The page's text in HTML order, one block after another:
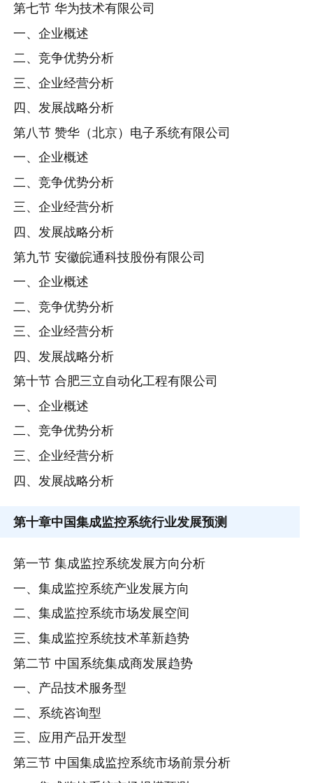
第七节 华为技术有限公司
一、企业概述
二、竞争优势分析
三、企业经营分析
四、发展战略分析
第八节 赞华（北京）电子系统有限公司
一、企业概述
二、竞争优势分析
三、企业经营分析
四、发展战略分析
第九节 安徽皖通科技股份有限公司
一、企业概述
二、竞争优势分析
三、企业经营分析
四、发展战略分析
第十节 合肥三立自动化工程有限公司
一、企业概述
二、竞争优势分析
三、企业经营分析
四、发展战略分析
第十章中国集成监控系统行业发展预测
第一节 集成监控系统发展方向分析
一、集成监控系统产业发展方向
二、集成监控系统市场发展空间
三、集成监控系统技术革新趋势
第二节 中国系统集成商发展趋势
一、产品技术服务型
二、系统咨询型
三、应用产品开发型
第三节 中国集成监控系统市场前景分析